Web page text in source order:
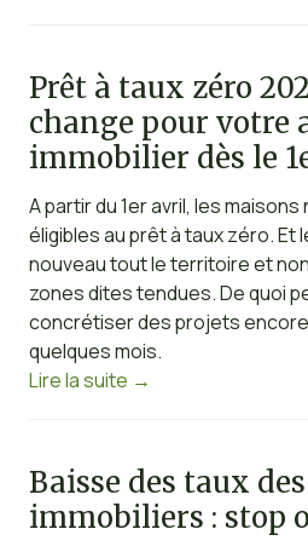
Prêt à taux zéro
change pour votre
immobilier dès le
A partir du 1er avril, les
éligibles au prêt à taux zéro. Et
nouveau tout le territoire et
zones dites tendues. De quoi
concrétiser des projets encore
quelques mois.
Lire la suite →
Baisse des taux
immobiliers : stop